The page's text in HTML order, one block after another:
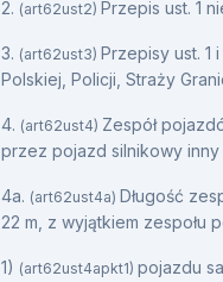
2. (art62ust2) Przepis ust. 1
3. (art62ust3) Przepisy ust. 1
Polskiej, Policji, Straży
4. (art62ust4) Zespół
przez pojazd silnikowy
4a. (art62ust4a) Długość
22 m, z wyjątkiem zespołu
1) (art62ust4apkt1) pojazdu